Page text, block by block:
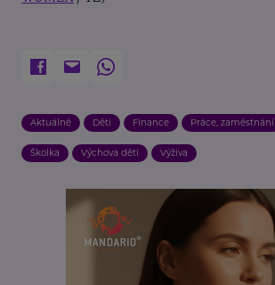
Aktuálně Děti Finance Práce, zaměstnání
Školka Výchova dětí Výživa